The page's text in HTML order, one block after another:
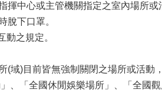
揮中心或主管機關指定之室內場所
脫下口罩。
動之規定。
(域)目前皆無強制關閉之場所或活動
、「全國休閒娛樂場所」、「全國